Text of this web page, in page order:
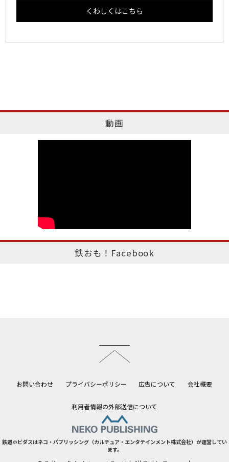
くわしくはこちら
動画
鉄おも！Facebook
お問い合わせ プライバシーポリシー 広告について 会社概要
利用者情報の外部送信について
鉄道ホビダスはネコ・パブリッシング（カルチュア・エンタテインメント株式会社）が運営してい
ます。